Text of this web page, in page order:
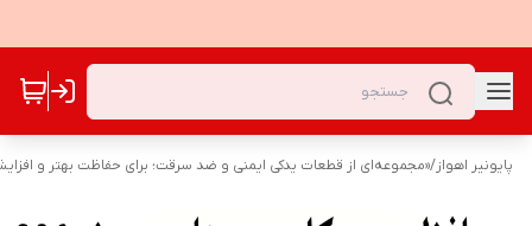
پایونیر اهواز/«مجموعه‌ای از قطعات یدکی ایمنی و ضد سرقت؛ برای حفاظت بهتر و